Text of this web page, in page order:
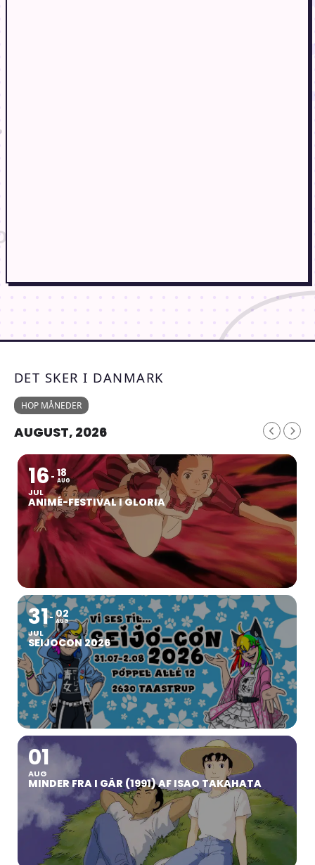
DET SKER I DANMARK
HOP MÅNEDER
AUGUST, 2026
16
JUL
18
AUG
ANIMÉ-FESTIVAL I GLORIA
31
JUL
02
AUG
SEIJOCON 2026
01
AUG
MINDER FRA I GÅR (1991) AF ISAO TAKAHATA